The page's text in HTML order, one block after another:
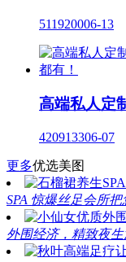
511920006-13
高端私人定
420913306-07
更多优选美图
SPA 惊爆丝足会所
外围经济，精致夜